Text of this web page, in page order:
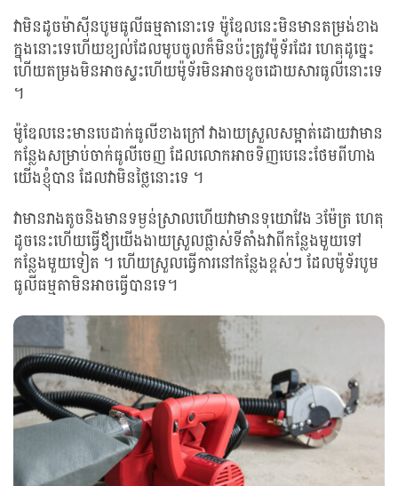
វាមិនដូចម៉ាស៊ីនបូមធូលីធម្មតានោះទេ ម៉ូឌែលនេះមិនមានតម្រង់ខាង
ក្នុងនោះទេហើយខ្យល់ដែលមូបចូលក៏មិនប៉ះត្រូវម៉ូទ័រដែរ ហេតុដូច្នេះ
ហើយតម្រងមិនអាចស្ទះហើយម៉ូទ័រមិនអាចខូចដោយសារធូលីនោះទេ
។
ម៉ូឌែលនេះមានបេដាក់ធូលីខាងក្រៅ វាងាយស្រួលសម្អាត់ដោយវាមាន
កន្លែងសម្រាប់ចាក់ធូលីចេញ ដែលលោកអាចទិញបេនេះថែមពីហាង
យើងខ្ញុំបាន ដែលវាមិនថ្លៃនោះទេ ។
វាមានរាងតូចនិងមានទម្ងន់ស្រាលហើយវាមានទុយោវែង 3ម៉ែត្រ ហេតុ
ដូចនេះហើយធ្វើឪ្យយើងងាយស្រួលផ្លាស់ទីតាំងវាពីកន្លែងមួយទៅ
កន្លែងមួយទៀត ។ ហើយស្រួលធ្វើការនៅកន្លែងខ្ពស់ៗ ដែលម៉ូទ័របូម
ធូលីធម្មតាមិនអាចធ្វើបានទេ។